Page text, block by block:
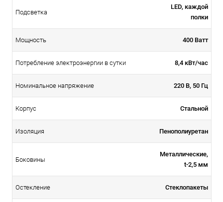
Подсветка
LED, каждой
полки
Мощность 400 Ватт
Потребление электроэнергии в сутки 8,4 кВт/час
Номинальное напряжение 220 В, 50 Гц
Корпус Стальной
Изоляция Пенополиуретан
Боковины
Металлические,
t-2,5 мм
Остекление Стеклопакеты